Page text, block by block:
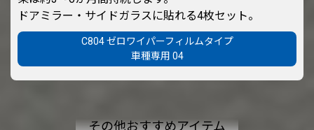
ドアミラー・サイドガラスに貼れる4枚セット。
C804 ゼロワイパーフィルムタイプ
車種専用 04
その他おすすめアイテム